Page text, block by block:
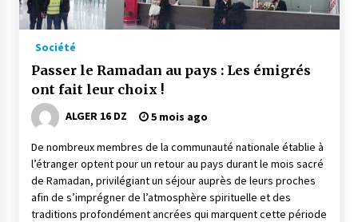
Société
Passer le Ramadan au pays : Les émigrés
ont fait leur choix !
ALGER 16 DZ 5 mois ago
De nombreux membres de la communauté nationale établie à
l’étranger optent pour un retour au pays durant le mois sacré
de Ramadan, privilégiant un séjour auprès de leurs proches
afin de s’imprégner de l’atmosphère spirituelle et des
traditions profondément ancrées qui marquent cette période